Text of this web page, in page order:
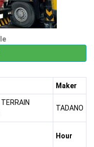
Maker
TERRAIN
TADANO
Hour